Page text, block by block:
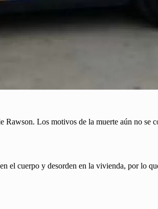
Los motivos de la muerte aún no se
el cuerpo y desorden en la vivienda, por lo